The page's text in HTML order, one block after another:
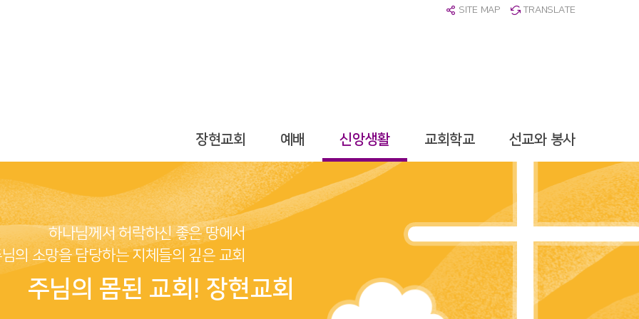
SITE MAP TRANSLATE
장현교회 예배 신앙생활 교회학교 선교와 봉사
하나님께서 허락하신 좋은 땅에서
의 소망을 담당하는 지체들의 깊은 교회
주님의 몸된 교회! 장현교회